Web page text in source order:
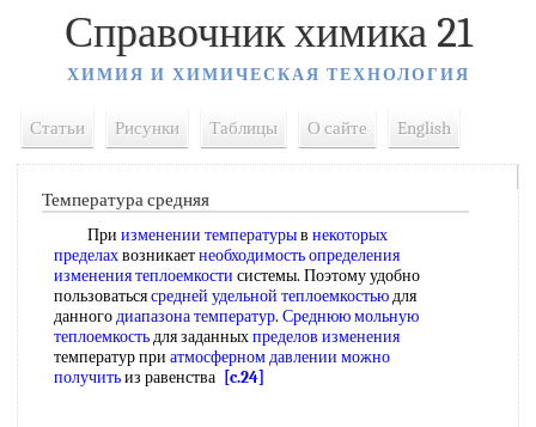
Справочник химика 21
ХИМИЯ И ХИМИЧЕСКАЯ ТЕХНОЛОГИЯ
Статьи Рисунки Таблицы О сайте English
Температура средняя
При изменении температурыв некоторых
пределахвозникаетнеобходимость определения
изменения теплоемкости системы. Поэтому удобно
пользоватьсясредней удельной теплоемкостьюдля
данногодиапазона температур. Среднюю мольную
теплоемкостьдля заданныхпределов изменения
температур при атмосферном давлении можно
получитьиз равенства [c.24]